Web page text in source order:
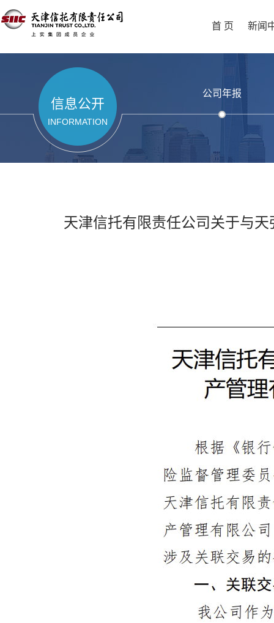
首 页 新闻
信息公开
INFORMATION
公司年报
天津信托有限责任公司关于与